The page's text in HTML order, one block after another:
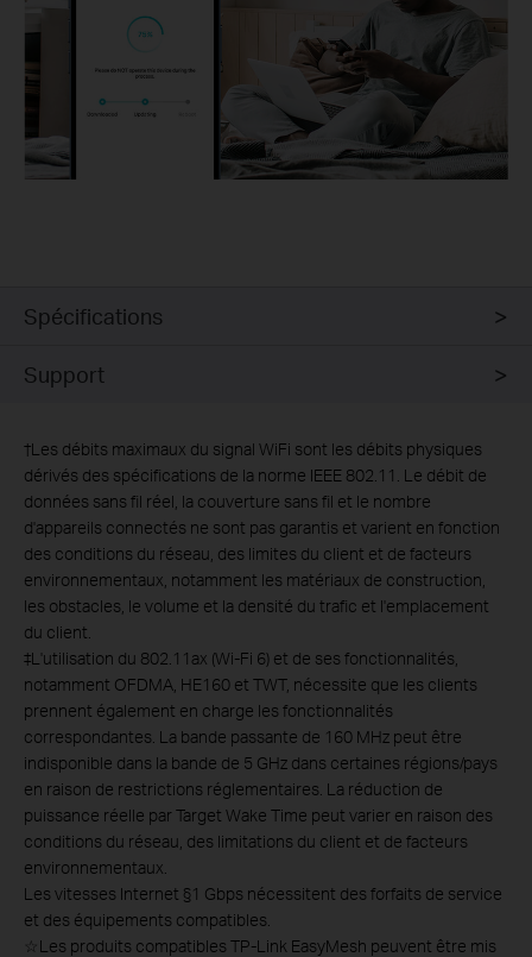
Spécifications
Support
†Les débits maximaux du signal WiFi sont les débits physiques
dérivés des spécifications de la norme IEEE 802.11. Le débit de
données sans fil réel, la couverture sans fil et le nombre
d'appareils connectés ne sont pas garantis et varient en fonction
des conditions du réseau, des limites du client et de facteurs
environnementaux, notamment les matériaux de construction,
les obstacles, le volume et la densité du trafic et l'emplacement
du client.
‡L'utilisation du 802.11ax (Wi-Fi 6) et de ses fonctionnalités,
notamment OFDMA, HE160 et TWT, nécessite que les clients
prennent également en charge les fonctionnalités
correspondantes. La bande passante de 160 MHz peut être
indisponible dans la bande de 5 GHz dans certaines régions/pays
en raison de restrictions réglementaires. La réduction de
puissance réelle par Target Wake Time peut varier en raison des
conditions du réseau, des limitations du client et de facteurs
environnementaux.
Les vitesses Internet §1 Gbps nécessitent des forfaits de service
et des équipements compatibles.
☆ Les produits compatibles TP-Link EasyMesh peuvent être mis